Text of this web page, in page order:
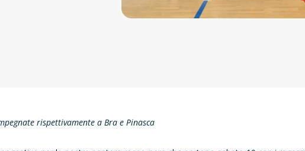
rispettivamente a Bra e Pinasca